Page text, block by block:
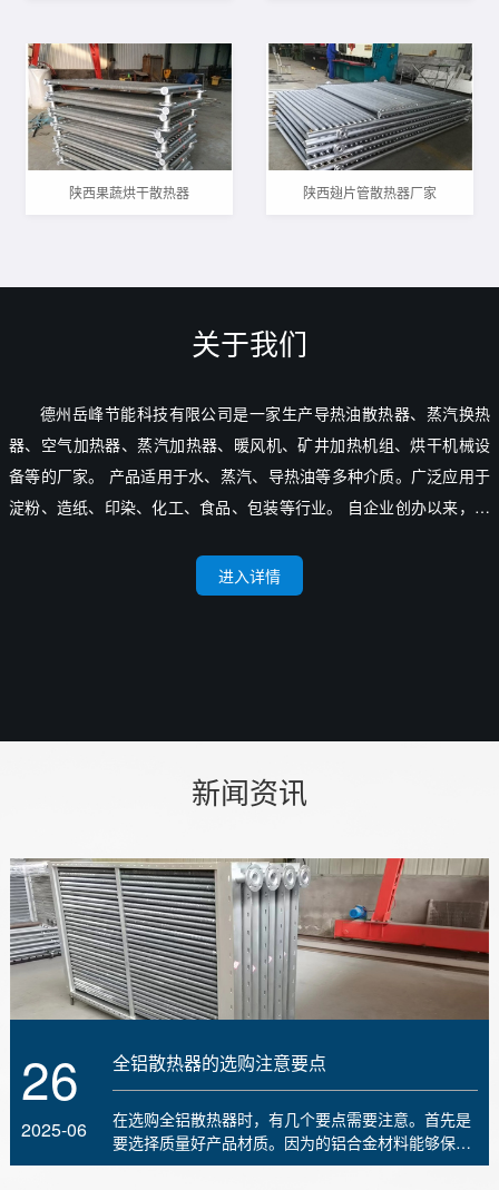
陕西果蔬烘干散热器 陕西翅片管散热器厂家
关于我们
德州岳峰节能科技有限公司是一家生产导热油散热器、蒸汽换热
器、空气加热器、蒸汽加热器、暖风机、矿井加热机组、烘干机械设
备等的厂家。 产品适用于水、蒸汽、导热油等多种介质。广泛应用于
淀粉、造纸、印染、化工、食品、包装等行业。 自企业创办以来，便
进入详情
新闻资讯
全铝散热器的选购注意要点
在选购全铝散热器时，有几个要点需要注意。首先是
要选择质量好产品材质。因为的铝合金材料能够保
证..
26
2025-06